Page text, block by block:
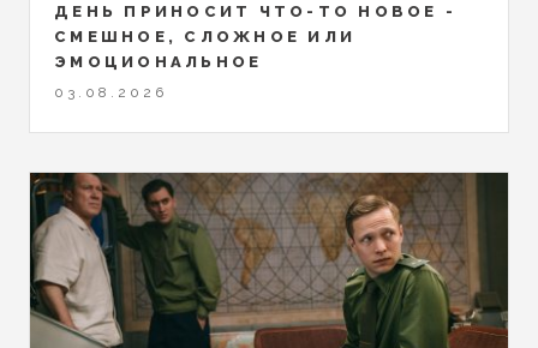
ДЕНЬ ПРИНОСИТ ЧТО-ТО НОВОЕ -
СМЕШНОЕ, СЛОЖНОЕ ИЛИ
ЭМОЦИОНАЛЬНОЕ
03.08.2026